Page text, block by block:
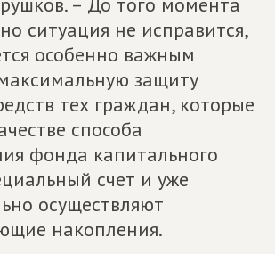
ситуация не исправится,
особенно важным
защиту
тех граждан, которые
способа
фонда капитального
счет и уже
осуществляют
накопления.